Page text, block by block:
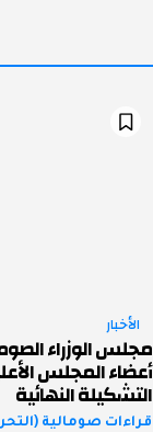
الأخبار
مجلس الوزراء
أعضاء المجلس
التشكيلة النهائية
قراءات صومالية